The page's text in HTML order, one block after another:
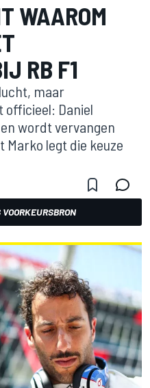
WAAROM
RB F1
maar
officieel: Daniel
wordt vervangen
Marko legt die keuze